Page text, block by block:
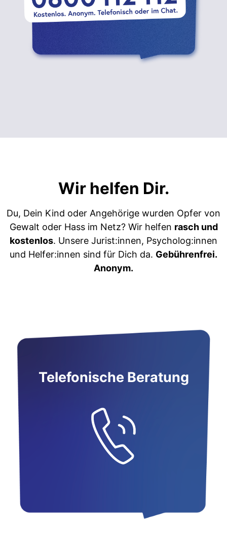
Wir helfen Dir.
Du, Dein Kind oder Angehörige wurden Opfer von
Gewalt oder Hass im Netz? Wir helfen rasch und
kostenlos. Unsere Jurist:innen, Psycholog:innen
und Helfer:innen sind für Dich da. Gebührenfrei.
Anonym.
Telefonische Beratung